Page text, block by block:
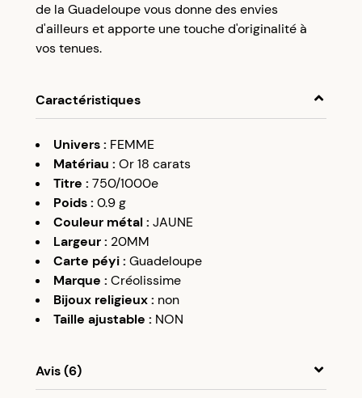
prochaine commande à partir de 50€ d’achats.
de la Guadeloupe vous donne des envies
d'ailleurs et apporte une touche d'originalité à
vos tenues.
Caractéristiques
Univers: FEMME
Matériau : Or 18 carats
Titre : 750/1000e
Poids: 0.9g
Couleur métal: JAUNE
Largeur: 20MM
Carte péyi: Guadeloupe
Marque : Créolissime
Bijoux religieux: non
Taille ajustable : NON
Avis (6)